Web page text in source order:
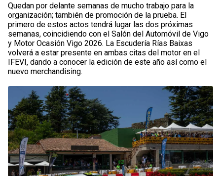
Quedan por delante semanas de mucho trabajo para la
organización; también de promoción de la prueba. El
primero de estos actos tendrá lugar las dos próximas
semanas, coincidiendo con el Salón del Automóvil de Vigo
y Motor Ocasión Vigo 2026. La Escudería Rías Baixas
volverá a estar presente en ambas citas del motor en el
IFEVI, dando a conocer la edición de este año así como el
nuevo merchandising.